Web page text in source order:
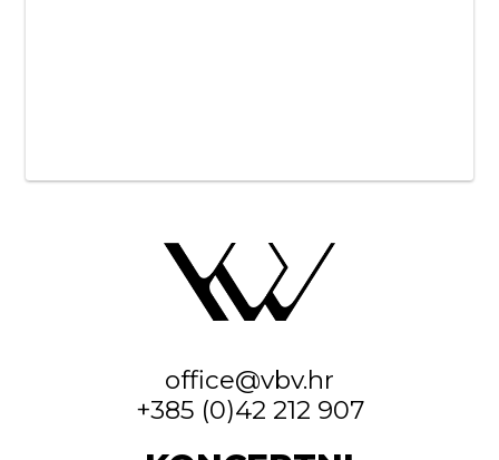
office@vbv.hr
+385 (0)42 212 907